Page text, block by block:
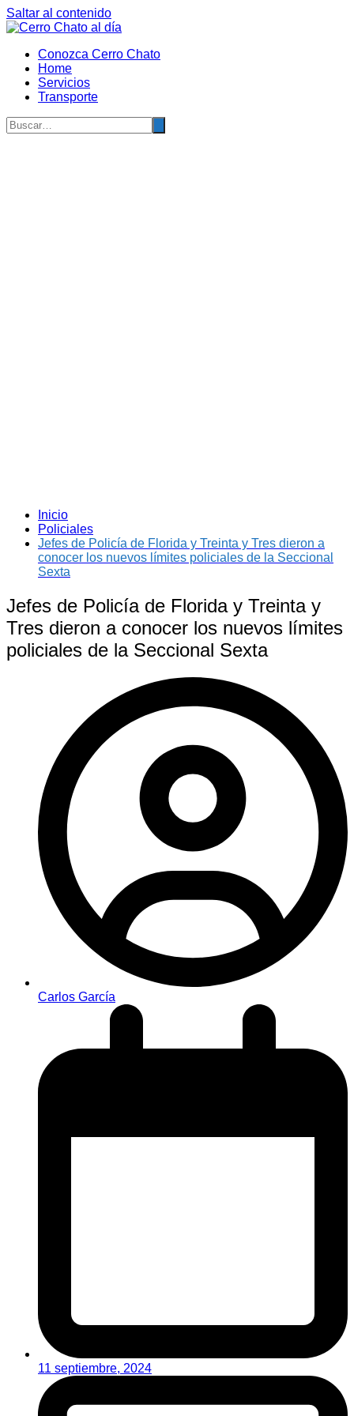
Saltar al contenido
Conozca Cerro Chato
Home
Servicios
Transporte
Inicio
Policiales
Jefes de Policía de Florida y Treinta y Tres dieron a
conocer los nuevos límites policiales de la Seccional
Sexta
Jefes de Policía de Florida y Treinta y
Tres dieron a conocer los nuevos límites
policiales de la Seccional Sexta
Carlos García
11 septiembre, 2024